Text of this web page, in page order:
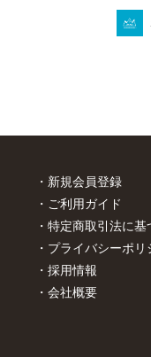
新規会員登録
ご利用ガイド
特定商取引法に基
プライバシーポリ
採用情報
会社概要